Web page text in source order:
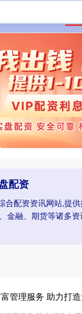
配资
配资资讯网站,提
金融、期货等诸多
管理服务 助力打